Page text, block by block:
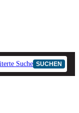
Suche SUCHEN